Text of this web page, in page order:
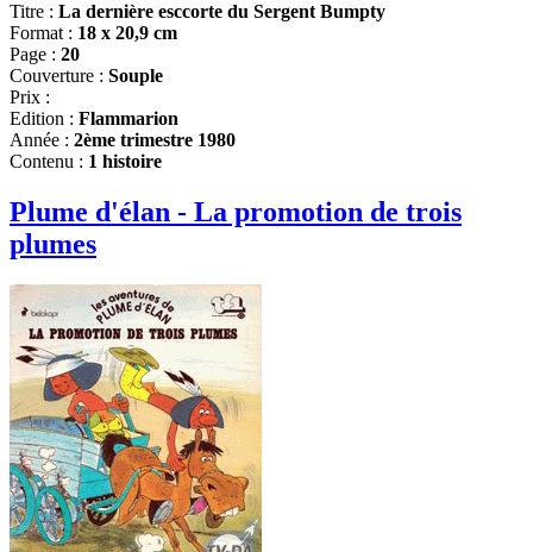
Titre : La dernière esccorte du Sergent Bumpty
Format : 18 x 20,9 cm
Page : 20
Couverture : Souple
Prix :
Edition : Flammarion
Année : 2ème trimestre 1980
Contenu : 1 histoire
Plume d'élan - La promotion de trois
plumes